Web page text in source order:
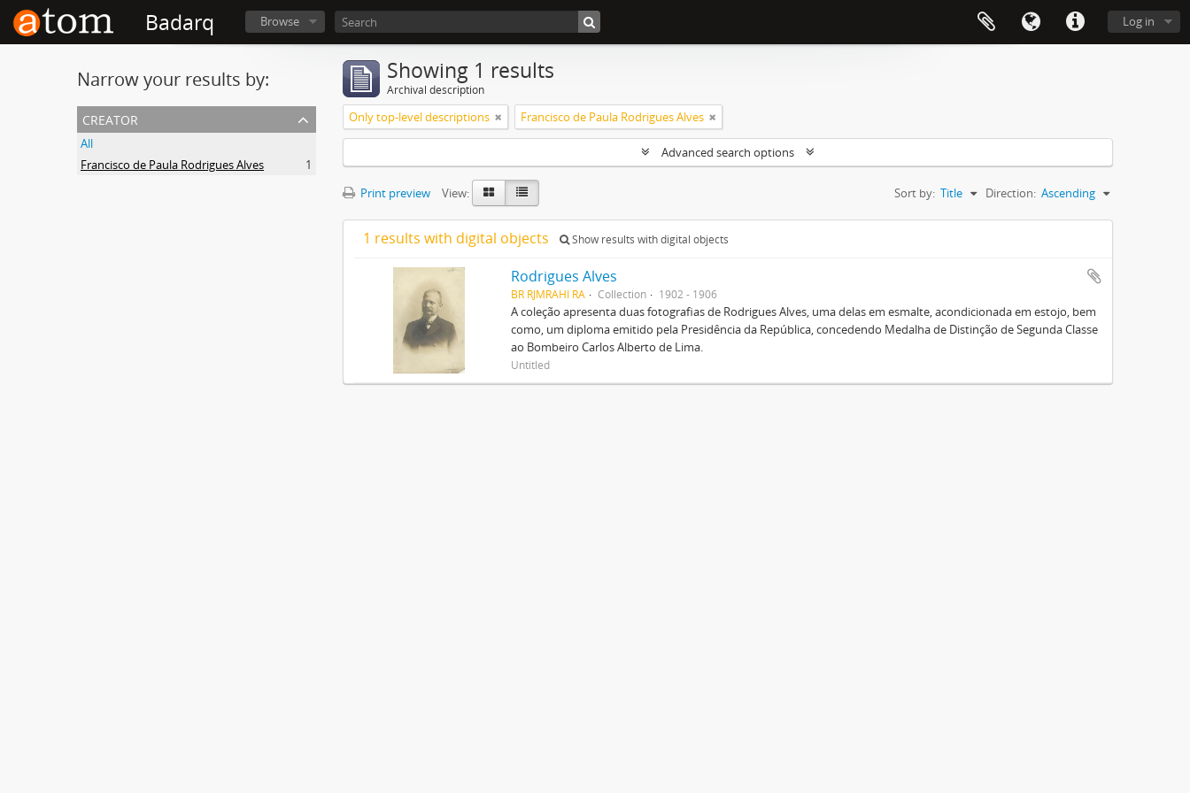
Badarq Browse Log in
Narrow your results by:
creator
All
Francisco de Paula Rodrigues Alves
1
Showing 1 results
Archival description
Only top-level descriptions Francisco de Paula Rodrigues Alves
Advanced search options
Print preview View: Sort by: Title Direction: Ascending
1 results with digital objects Show results with digital objects
Rodrigues Alves
BR RJMRAHI RA Collection 1902 - 1906
A coleção apresenta duas fotografias de Rodrigues Alves, uma delas em esmalte, acondicionada em estojo, bem
como, um diploma emitido pela Presidência da República, concedendo Medalha de Distinção de Segunda Classe
ao Bombeiro Carlos Alberto de Lima.
Untitled